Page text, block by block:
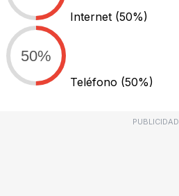
Internet (50%)
50%
Teléfono (50%)
PUBLICIDAD